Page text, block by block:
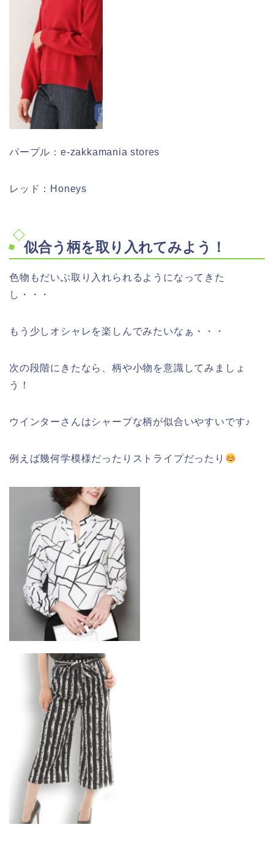
パープル：e-zakkamania stores
レッド：Honeys
似合う柄を取り入れてみよう！
色物もだいぶ取り入れられるようになってきた
し・・・
もう少しオシャレを楽しんでみたいなぁ・・・
次の段階にきたなら、柄や小物を意識してみましょ
う！
ウインターさんはシャープな柄が似合いやすいです♪
例えば幾何学模様だったりストライプだったり